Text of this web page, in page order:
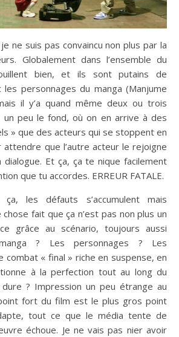
ne suis pas convaincu non plus par la
Globalement dans l’ensemble du
bien, et ils sont putains de
personnages du manga (Manjume
il y’a quand même deux ou trois
un peu le fond, où on en arrive à des
» que des acteurs qui se stoppent en
attendre que l’autre acteur le rejoigne
Et ça, ça te nique facilement
que tu accordes. ERREUR FATALE.
les défauts s’accumulent mais
fait que ça n’est pas non plus un
grâce au scénario, toujours aussi
? Les personnages ? Les
combat « final » riche en suspense, en
à la perfection tout au long du
dure ? Impression un peu étrange au
fort du film est le plus gros point
tout ce que le média tente de
échoue. Je ne vais pas nier avoir